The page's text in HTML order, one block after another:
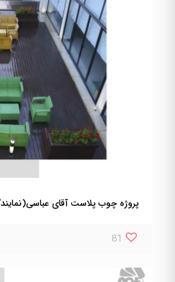
پروژه چوب پلاست آقای
81